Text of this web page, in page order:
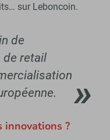
sur Leboncoin.
de
retail
innovations ?